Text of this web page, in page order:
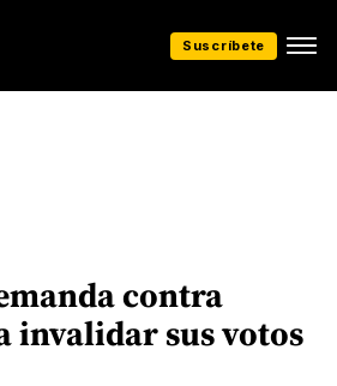
Suscríbete
contra
invalidar sus votos